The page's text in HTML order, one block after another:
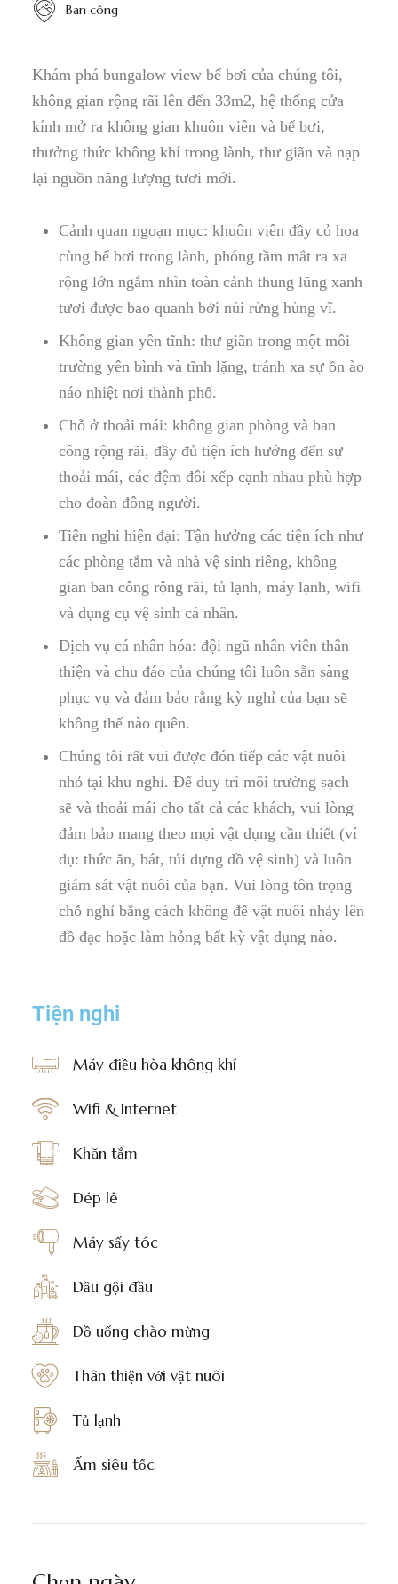
Ban công
Khám phá bungalow view bể bơi của chúng tôi,
không gian rộng rãi lên đến 33m2, hệ thống cửa
kính mở ra không gian khuôn viên và bể bơi,
thưởng thức không khí trong lành, thư giãn và nạp
lại nguồn năng lượng tươi mới.
Cảnh quan ngoạn mục: khuôn viên đầy cỏ hoa
cùng bể bơi trong lành, phóng tầm mắt ra xa
rộng lớn ngắm nhìn toàn cảnh thung lũng xanh
tươi được bao quanh bởi núi rừng hùng vĩ.
Không gian yên tĩnh: thư giãn trong một môi
trường yên bình và tĩnh lặng, tránh xa sự ồn ào
náo nhiệt nơi thành phố.
Chỗ ở thoải mái: không gian phòng và ban
công rộng rãi, đầy đủ tiện ích hướng đến sự
thoải mái, các đệm đôi xếp cạnh nhau phù hợp
cho đoàn đông người.
Tiện nghi hiện đại: Tận hưởng các tiện ích như
các phòng tắm và nhà vệ sinh riêng, không
gian ban công rộng rãi, tủ lạnh, máy lạnh, wifi
và dụng cụ vệ sinh cá nhân.
Dịch vụ cá nhân hóa: đội ngũ nhân viên thân
thiện và chu đáo của chúng tôi luôn sẵn sàng
phục vụ và đảm bảo rằng kỳ nghỉ của bạn sẽ
không thể nào quên.
Chúng tôi rất vui được đón tiếp các vật nuôi
nhỏ tại khu nghỉ. Để duy trì môi trường sạch
sẽ và thoải mái cho tất cả các khách, vui lòng
đảm bảo mang theo mọi vật dụng cần thiết (ví
dụ: thức ăn, bát, túi đựng đồ vệ sinh) và luôn
giám sát vật nuôi của bạn. Vui lòng tôn trọng
chỗ nghỉ bằng cách không để vật nuôi nhảy lên
đồ đạc hoặc làm hỏng bất kỳ vật dụng nào.
Tiện nghi ​
Máy điều hòa không khí
Wifi & Internet
Khăn tắm
Dép lê
Máy sấy tóc
Dầu gội đầu
Đồ uống chào mừng
Thân thiện với vật nuôi
Tủ lạnh
Ấm siêu tốc